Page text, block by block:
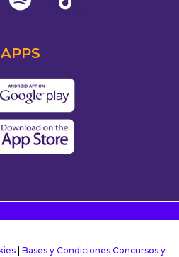
APPS
| Bases y Condiciones Concursos y